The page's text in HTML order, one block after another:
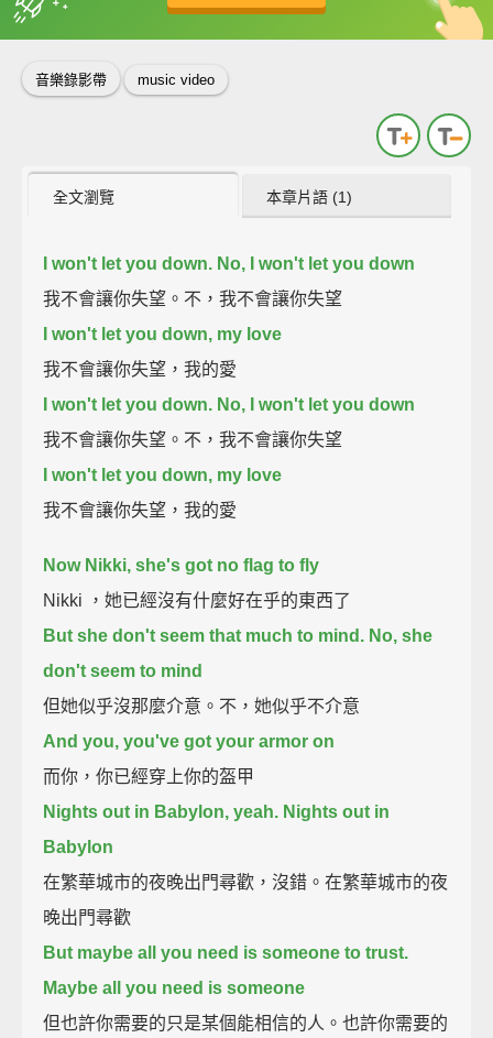
收錄佳句 中
英
音樂錄影帶 music video
全文瀏覽 本章片語 (1)
I won't let you down. No, I won't let you down
我不會讓你失望。不，我不會讓你失望
I won't let you down, my love
我不會讓你失望，我的愛
I won't let you down. No, I won't let you down
我不會讓你失望。不，我不會讓你失望
I won't let you down, my love
我不會讓你失望，我的愛
Now Nikki, she's got no flag to fly
Nikki ，她已經沒有什麼好在乎的東西了
But she don't seem that much to mind. No, she
don't seem to mind
但她似乎沒那麼介意。不，她似乎不介意
And you, you've got your armor on
而你，你已經穿上你的盔甲
Nights out in Babylon, yeah. Nights out in
Babylon
在繁華城市的夜晚出門尋歡，沒錯。在繁華城市的夜
晚出門尋歡
But maybe all you need is someone to trust.
Maybe all you need is someone
但也許你需要的只是某個能相信的人。也許你需要的